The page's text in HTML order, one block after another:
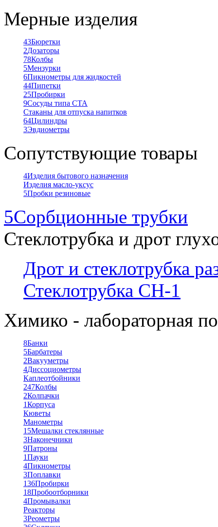
Мерные изделия
43Бюретки
2Дозаторы
78Колбы
5Мензурки
6Пикнометры для жидкостей
44Пипетки
25Пробирки
9Сосуды типа СТА
Стаканы для отпуска напитков
64Цилиндры
3Эвдиометры
Сопутствующие товары
4Изделия бытового назначения
Изделия масло-уксус
5Пробки резиновые
5Сорбционные трубки
Стеклотрубка и дрот
Дрот и стеклотрубка
Стеклотрубка СН-1
Химико - лабораторная
8Банки
5Барбатеры
2Вакууметры
4Диссоциометры
Каплеотбойники
247Колбы
2Колпачки
1Корпуса
Кюветы
Манометры
15Мешалки стеклянные
3Наконечники
9Патроны
1Пауки
4Пикнометры
3Поплавки
136Пробирки
18Пробоотборники
4Промывалки
Реакторы
3Реометры